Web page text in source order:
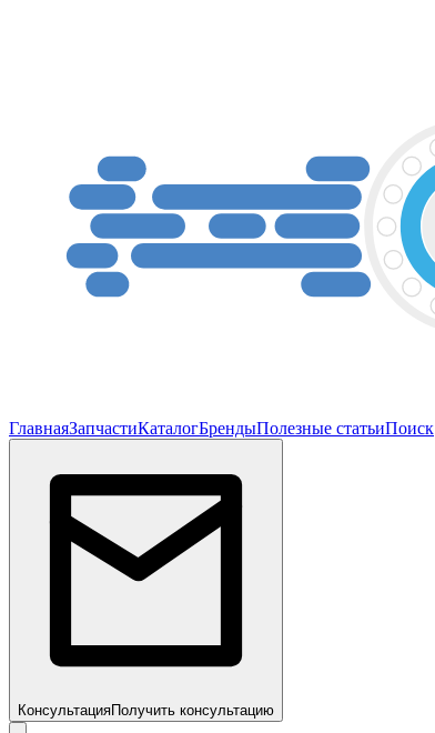
ГлавнаяЗапчастиКаталогБрендыПолезные статьиПоиск
КонсультацияПолучить консультацию